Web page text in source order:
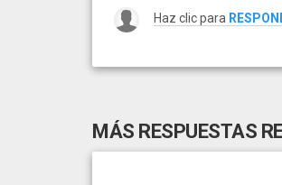
Haz clic para
MÁS RESPUESTAS